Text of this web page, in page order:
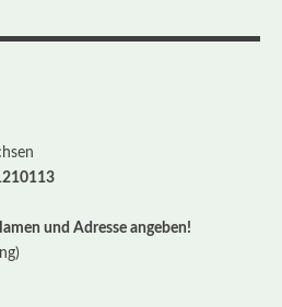
und Adresse angeben!